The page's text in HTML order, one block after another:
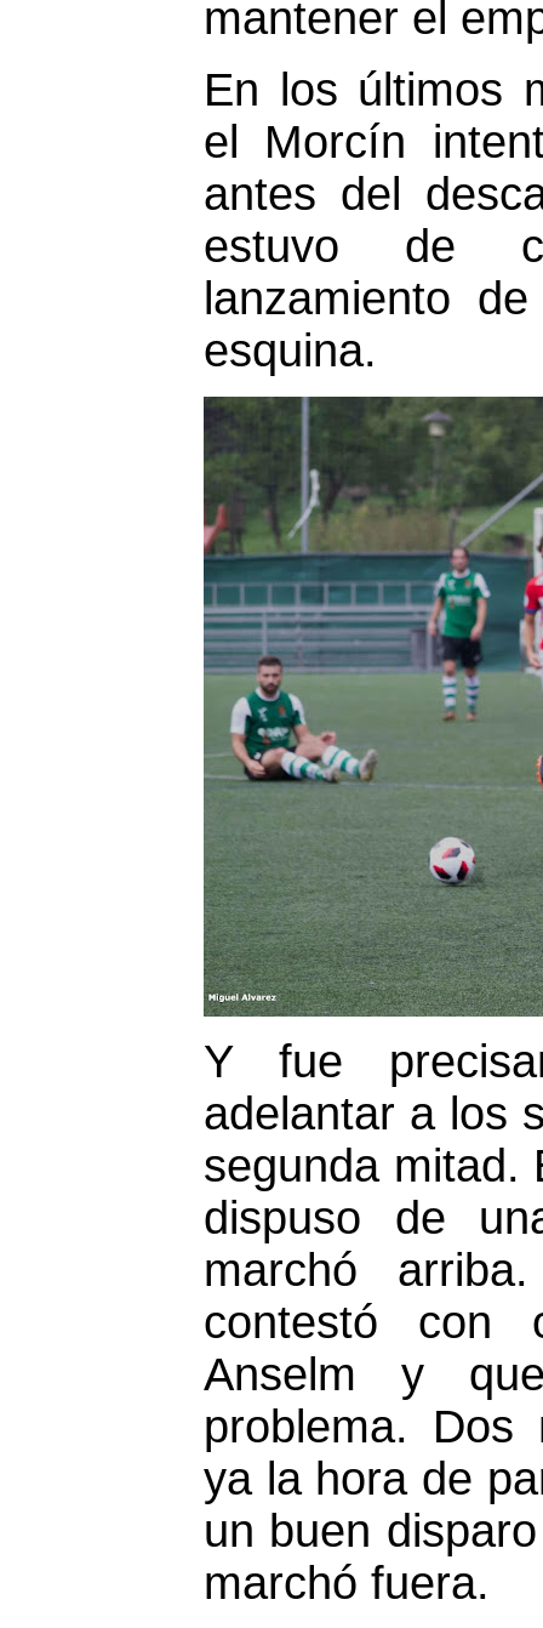
mantener el
En los últimos
el Morcín
antes del
estuvo de
lanzamiento
esquina.
Y fue
adelantar a los
segunda mitad.
dispuso de
marchó
contestó con
Anselm y
problema. Dos
ya la hora de
un buen
marchó fuera.